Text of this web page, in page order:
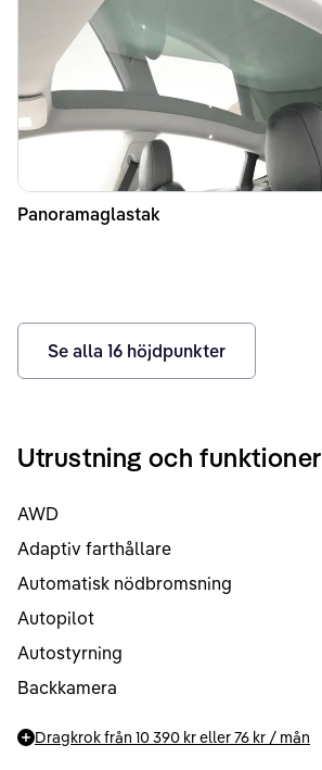
Panoramaglastak
Se alla 16 höjdpunkter
Utrustning och funktioner
AWD
Adaptiv farthållare
Automatisk nödbromsning
Autopilot
Autostyrning
Backkamera
Dragkrok från 10 390 kreller76 kr / mån